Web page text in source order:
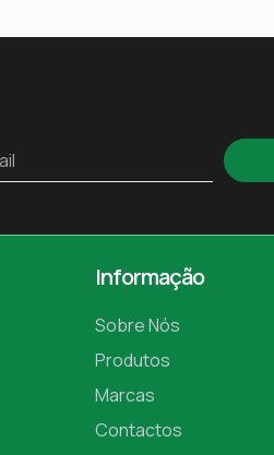
Informação
Sobre Nós
Produtos
Marcas
Contactos